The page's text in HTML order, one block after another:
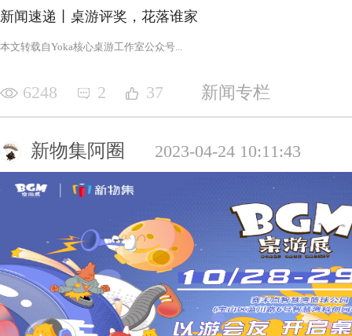
新闻速递丨桌游评奖，花落谁家
‍‍‍‍‍‍‍‍‍‍‍‍‍‍‍‍‍‍‍‍本文转载自Yoka核心桌游工作室公众号‍‍‍...
6248 2 37 新闻专栏
新物集阿圈 2023-04-24 10:11:43